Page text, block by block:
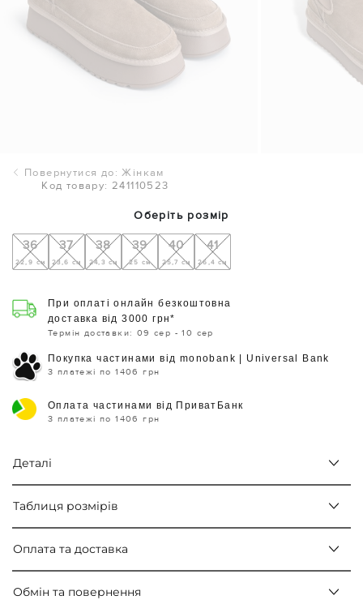
Повернутися до: Жінкам
Код товару: 241110523
Оберіть розмір
36
22,9 см
37
23,6 см
38
24,3 см
39
25 см
40
25,7 см
41
26,4 см
При оплаті онлайн безкоштовна
доставка від 3000 грн*
Термін доставки: 09 сер - 10 сер
Покупка частинами від monobank | Universal Bank
3 платежі по 1406 грн
Оплата частинами від ПриватБанк
3 платежі по 1406 грн
Деталі
Таблиця розмірів
Оплата та доставка
Обмін та повернення